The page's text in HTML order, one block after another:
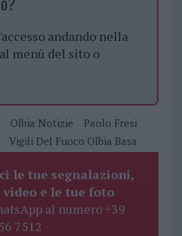
andando nella
menù del sito o
Olbia Notizie
Paolo Fresi
Vigili Del Fuoco Olbia Basa
le tue segnalazioni,
e le tue foto
al numero +39
7512